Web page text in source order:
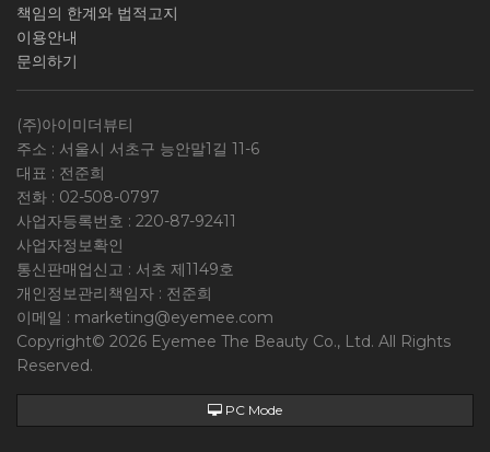
책임의 한계와 법적고지
이용안내
문의하기
(주)아이미더뷰티
주소 : 서울시 서초구 능안말1길 11-6
대표 : 전준희
전화 : 02-508-0797
사업자등록번호 : 220-87-92411
사업자정보확인
통신판매업신고 : 서초 제1149호
개인정보관리책임자 : 전준희
이메일 : marketing@eyemee.com
Copyright© 2026 Eyemee The Beauty Co., Ltd. All Rights
Reserved.
PC Mode